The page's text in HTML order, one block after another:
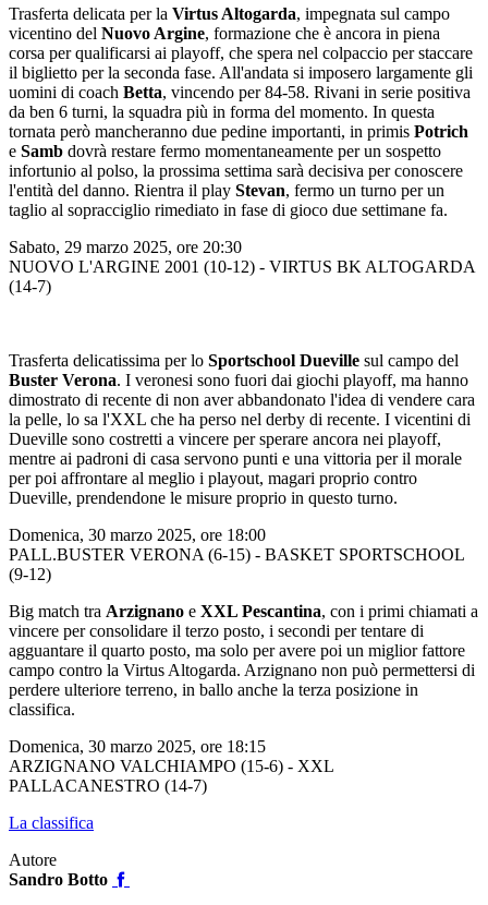
Trasferta delicata per la Virtus Altogarda, impegnata sul campo
vicentino del Nuovo Argine, formazione che è ancora in piena
corsa per qualificarsi ai playoff, che spera nel colpaccio per staccare
il biglietto per la seconda fase. All'andata si imposero largamente gli
uomini di coach Betta, vincendo per 84-58. Rivani in serie positiva
da ben 6 turni, la squadra più in forma del momento. In questa
tornata però mancheranno due pedine importanti, in primis Potrich
e Samb dovrà restare fermo momentaneamente per un sospetto
infortunio al polso, la prossima settima sarà decisiva per conoscere
l'entità del danno. Rientra il play Stevan, fermo un turno per un
taglio al sopracciglio rimediato in fase di gioco due settimane fa.
Sabato, 29 marzo 2025, ore 20:30
NUOVO L'ARGINE 2001 (10-12) - VIRTUS BK ALTOGARDA
(14-7)
Trasferta delicatissima per lo Sportschool Dueville sul campo del
Buster Verona. I veronesi sono fuori dai giochi playoff, ma hanno
dimostrato di recente di non aver abbandonato l'idea di vendere cara
la pelle, lo sa l'XXL che ha perso nel derby di recente. I vicentini di
Dueville sono costretti a vincere per sperare ancora nei playoff,
mentre ai padroni di casa servono punti e una vittoria per il morale
per poi affrontare al meglio i playout, magari proprio contro
Dueville, prendendone le misure proprio in questo turno.
Domenica, 30 marzo 2025, ore 18:00
PALL.BUSTER VERONA (6-15) - BASKET SPORTSCHOOL
(9-12)
Big match tra Arzignano e XXL Pescantina, con i primi chiamati a
vincere per consolidare il terzo posto, i secondi per tentare di
agguantare il quarto posto, ma solo per avere poi un miglior fattore
campo contro la Virtus Altogarda. Arzignano non può permettersi di
perdere ulteriore terreno, in ballo anche la terza posizione in
classifica.
Domenica, 30 marzo 2025, ore 18:15
ARZIGNANO VALCHIAMPO (15-6) - XXL
PALLACANESTRO (14-7)
La classifica
Autore
Sandro Botto